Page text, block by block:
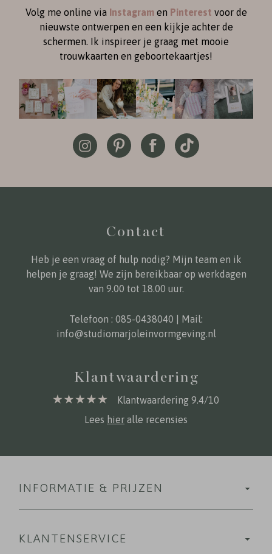
Volg me online via Instagramen Pinterest voor de
nieuwste ontwerpen en een kijkje achter de
schermen. Ik inspireer je graag met mooie
trouwkaarten en geboortekaartjes!
Contact
Heb je een vraag of hulp nodig? Mijn team en ik
helpen je graag! We zijn bereikbaar op werkdagen
van 9.00 tot 18.00 uur.
Telefoon : 085-0438040 | Mail:
info@studiomarjoleinvormgeving.nl
Klantwaardering
Klantwaardering 9.4/10
Lees hier alle recensies
INFORMATIE & PRIJZEN
KLANTENSERVICE